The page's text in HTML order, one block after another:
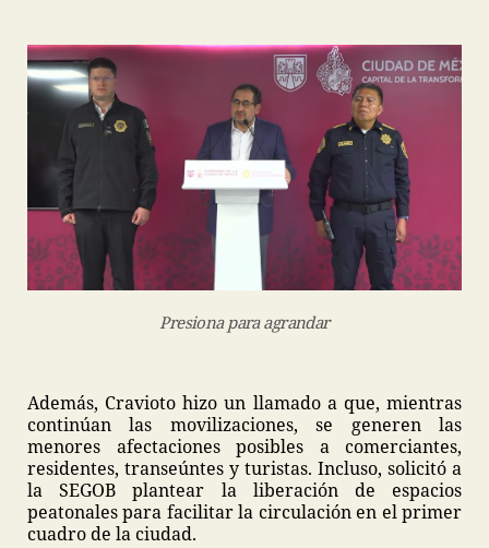
Presiona para agrandar
Además, Cravioto hizo un llamado a que, mientras
continúan las movilizaciones, se generen las
menores afectaciones posibles a comerciantes,
residentes, transeúntes y turistas. Incluso, solicitó a
la SEGOB plantear la liberación de espacios
peatonales para facilitar la circulación en el primer
cuadro de la ciudad.